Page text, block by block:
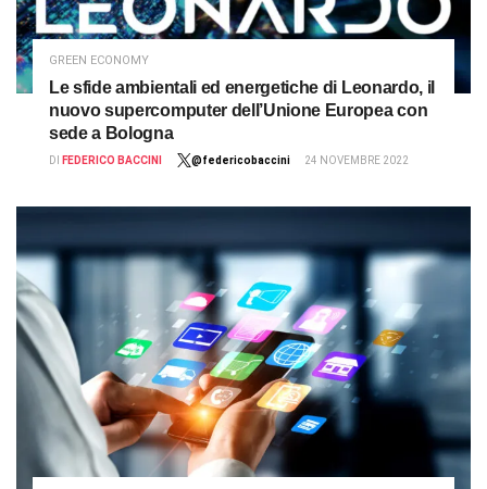
GREEN ECONOMY
Le sfide ambientali ed energetiche di Leonardo, il
nuovo supercomputer dell’Unione Europea con
sede a Bologna
DI FEDERICO BACCINI @federicobaccini 24 NOVEMBRE 2022